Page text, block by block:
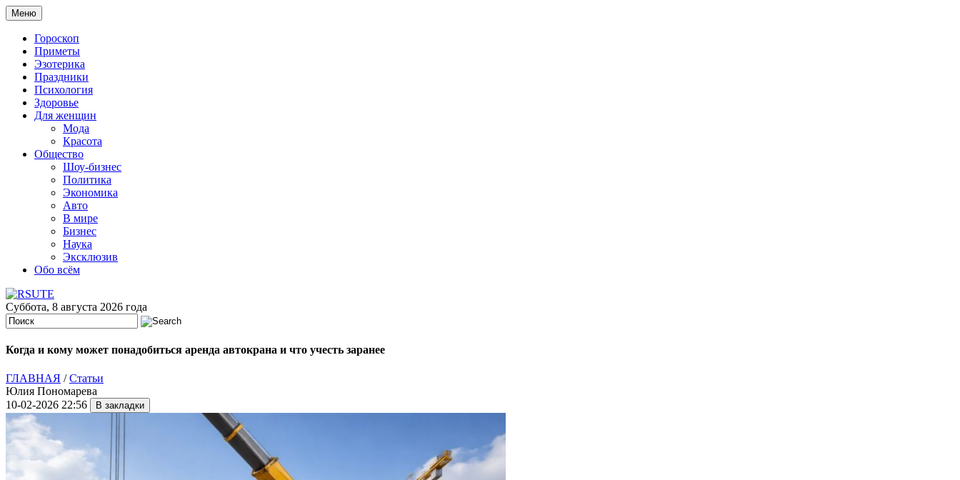
Меню
Гороскоп
Приметы
Эзотерика
Праздники
Психология
Здоровье
Для женщин
Мода
Красота
Общество
Шоу-бизнес
Политика
Экономика
Авто
В мире
Бизнес
Наука
Эксклюзив
Обо всём
Суббота, 8 августа 2026 года
Когда и кому может понадобиться аренда автокрана и что учесть заранее
ГЛАВНАЯ /Статьи
Юлия Пономарева
10-02-2026 22:56